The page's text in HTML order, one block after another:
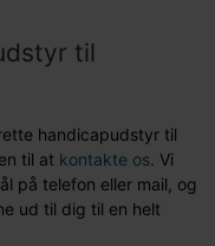
til
handicapudstyr til
til at kontakte os. Vi
på telefon eller mail, og
ud til dig til en helt